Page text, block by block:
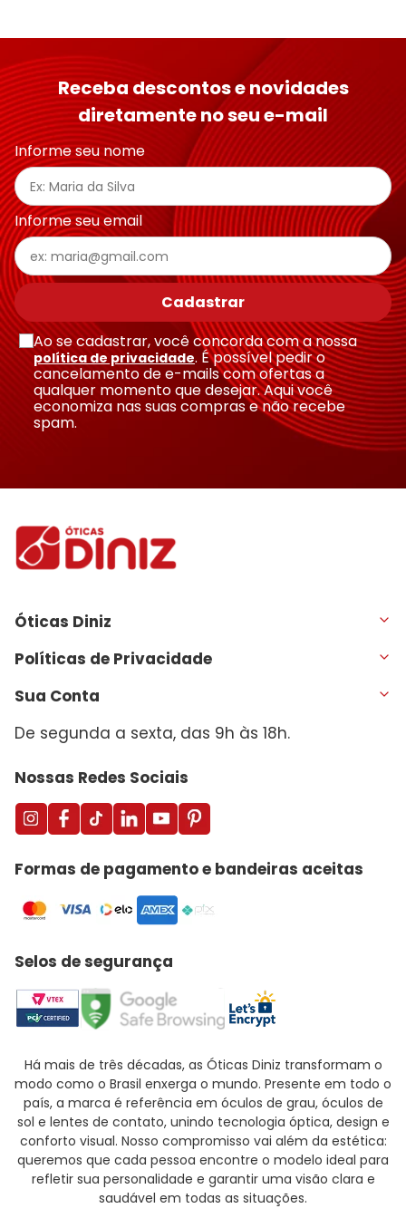
Receba descontos e novidades
diretamente no seu e-mail
Informe seu nome
Informe seu email
Cadastrar
Ao se cadastrar, você concorda com a nossa
política de privacidade. É possível pedir o
cancelamento de e-mails com ofertas a
qualquer momento que desejar. Aqui você
economiza nas suas compras e não recebe
spam.
Óticas Diniz
Políticas de Privacidade
Sua Conta
De segunda a sexta, das 9h às 18h.
Nossas Redes Sociais
Formas de pagamento e bandeiras aceitas
Selos de segurança
Há mais de três décadas, as Óticas Diniz transformam o
modo como o Brasil enxerga o mundo. Presente em todo o
país, a marca é referência em óculos de grau, óculos de
sol e lentes de contato, unindo tecnologia óptica, design e
conforto visual. Nosso compromisso vai além da estética:
queremos que cada pessoa encontre o modelo ideal para
refletir sua personalidade e garantir uma visão clara e
saudável em todas as situações.